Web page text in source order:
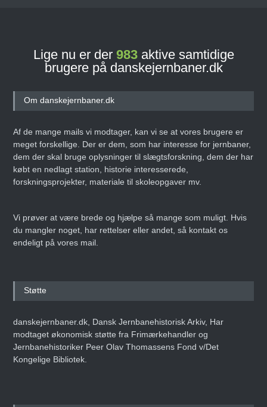
Lige nu er der 983aktive samtidige
brugere på danskejernbaner.dk
Om danskejernbaner.dk
Af de mange mails vi modtager, kan vi se at vores brugere er
meget forskellige. Der er dem, som har interesse for jernbaner,
dem der skal bruge oplysninger til slægtsforskning, dem der har
købt en nedlagt station, historie interesserede,
forskningsprojekter, materiale til skoleopgaver mv.
Vi prøver at være brede og hjælpe så mange som muligt. Hvis
du mangler noget, har rettelser eller andet, så kontakt os
endeligt på vores mail.
Støtte
danskejernbaner.dk, Dansk Jernbanehistorisk Arkiv, Har
modtaget økonomisk støtte fra Frimærkehandler og
Jernbanehistoriker Peer Olav Thomassens Fond v/Det
Kongelige Bibliotek.